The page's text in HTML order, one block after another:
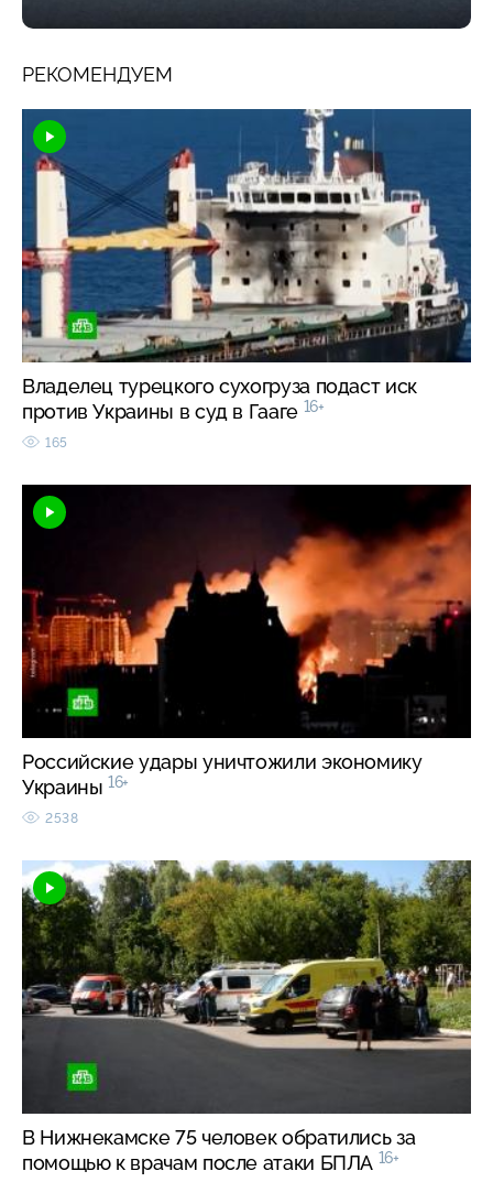
РЕКОМЕНДУЕМ
Владелец турецкого сухогруза подаст иск
против Украины в суд в Гааге 16+
165
Российские удары уничтожили экономику
Украины 16+
2538
В Нижнекамске 75 человек обратились за
помощью к врачам после атаки БПЛА 16+